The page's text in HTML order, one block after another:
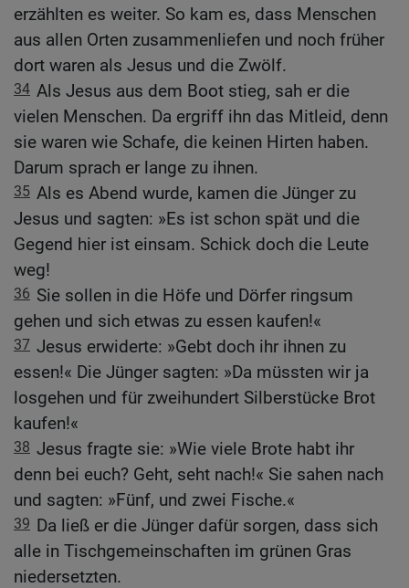
erzählten es weiter. So kam es, dass Menschen
aus allen Orten zusammenliefen und noch früher
dort waren als Jesus und die Zwölf.
34 Als Jesus aus dem Boot stieg, sah er die
vielen Menschen. Da ergriff ihn das Mitleid, denn
sie waren wie Schafe, die keinen Hirten haben.
Darum sprach er lange zu ihnen.
35 Als es Abend wurde, kamen die Jünger zu
Jesus und sagten: »Es ist schon spät und die
Gegend hier ist einsam. Schick doch die Leute
weg!
36 Sie sollen in die Höfe und Dörfer ringsum
gehen und sich etwas zu essen kaufen!«
37 Jesus erwiderte: »Gebt doch ihr ihnen zu
essen!« Die Jünger sagten: »Da müssten wir ja
losgehen und für zweihundert Silberstücke Brot
kaufen!«
38 Jesus fragte sie: »Wie viele Brote habt ihr
denn bei euch? Geht, seht nach!« Sie sahen nach
und sagten: »Fünf, und zwei Fische.«
39 Da ließ er die Jünger dafür sorgen, dass sich
alle in Tischgemeinschaften im grünen Gras
niedersetzten.